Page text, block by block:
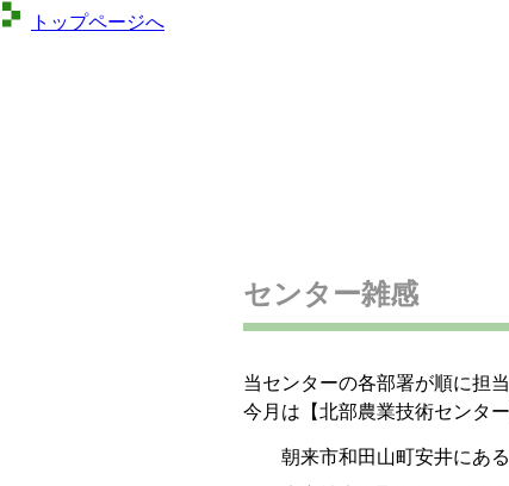
トップページへ
センター雑感
当センターの各部署が順に担
今月は【北部農業技術センタ
朝来市和田山町安井にあ